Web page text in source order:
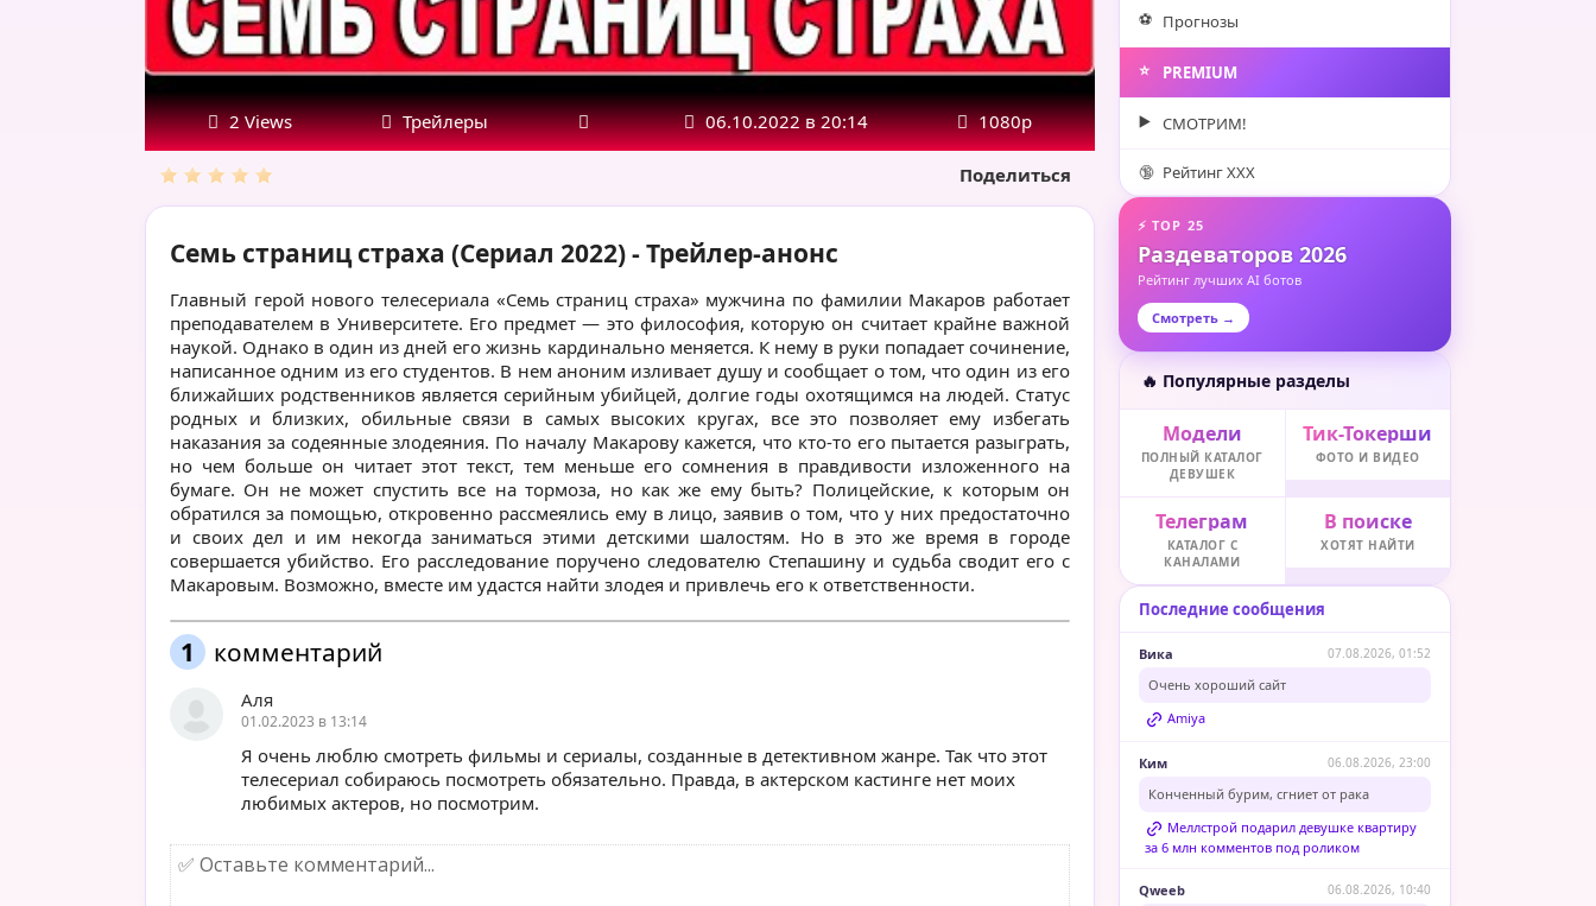
2 Views Трейлеры 06.10.2022 в 20:14 1080р
Поделиться
Семь страниц страха (Сериал 2022) - Трейлер-анонс
Главный герой нового телесериала «Семь страниц страха» мужчина по фамилии Макаров работает
преподавателем в Университете. Его предмет — это философия, которую он считает крайне важной
наукой. Однако в один из дней его жизнь кардинально меняется. К нему в руки попадает сочинение,
написанное одним из его студентов. В нем аноним изливает душу и сообщает о том, что один из его
ближайших родственников является серийным убийцей, долгие годы охотящимся на людей. Статус
родных и близких, обильные связи в самых высоких кругах, все это позволяет ему избегать
наказания за содеянные злодеяния. По началу Макарову кажется, что кто-то его пытается разыграть,
но чем больше он читает этот текст, тем меньше его сомнения в правдивости изложенного на
бумаге. Он не может спустить все на тормоза, но как же ему быть? Полицейские, к которым он
обратился за помощью, откровенно рассмеялись ему в лицо, заявив о том, что у них предостаточно
и своих дел и им некогда заниматься этими детскими шалостям. Но в это же время в городе
совершается убийство. Его расследование поручено следователю Степашину и судьба сводит его с
Макаровым. Возможно, вместе им удастся найти злодея и привлечь его к ответственности.
1 комментарий
Аля
01.02.2023 в 13:14
Я очень люблю смотреть фильмы и сериалы, созданные в детективном жанре. Так что этот
телесериал собираюсь посмотреть обязательно. Правда, в актерском кастинге нет моих
любимых актеров, но посмотрим.
⚽️ Прогнозы
⭐️ PREMIUM
▶️ СМОТРИМ!
🔞 Рейтинг XXX
⚡ TOP 25
Раздеваторов 2026
Рейтинг лучших AI ботов
Смотреть →
🔥 Популярные разделы
Модели
ПОЛНЫЙ КАТАЛОГ
ДЕВУШЕК
Тик-Токерши
ФОТО И ВИДЕО
Телеграм
КАТАЛОГ С
КАНАЛАМИ
В поиске
ХОТЯТ НАЙТИ
Последние сообщения
Вика 07.08.2026, 01:52
Очень хороший сайт
Amiya
Ким 06.08.2026, 23:00
Конченный бурим, сгниет от рака
Меллстрой подарил девушке квартиру
за 6 млн комментов под роликом
Qweeb 06.08.2026, 10:40